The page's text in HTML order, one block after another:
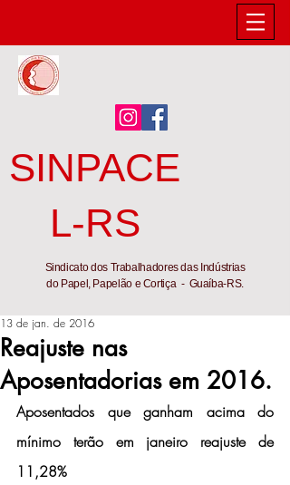
SINPACE
L-RS
Sindicato dos Trabalhadores das Indústrias
do Papel, Papelão e Cortiça - Guaíba-RS.
Reajuste nas
Aposentadorias em 2016.
13 de jan. de 2016
Aposentados que ganham acima do
mínimo terão em janeiro reajuste de
11,28%